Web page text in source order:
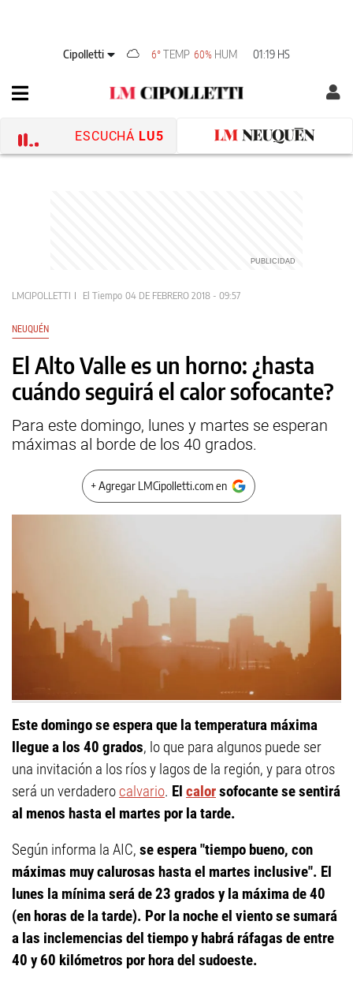
Cipolletti 6°TEMP 60% HUM 01:19 HS
ESCUCHÁ LU5
LMCIPOLLETTI El Tiempo 04 DE FEBRERO 2018 - 09:57
NEUQUÉN
El Alto Valle es un horno: ¿hasta
cuándo seguirá el calor sofocante?
Para este domingo, lunes y martes se esperan
máximas al borde de los 40 grados.
+ Agregar LMCipolletti.com en
Este domingo se espera que la temperatura máxima
llegue a los 40 grados, lo que para algunos puede ser
una invitación a los ríos y lagos de la región, y para otros
será un verdadero calvario. El calorsofocante se sentirá
al menos hasta el martes por la tarde.
Según informa la AIC, se espera "tiempo bueno, con
máximas muy calurosas hasta el martes inclusive". El
lunes la mínima será de 23 grados y la máxima de 40
(en horas de la tarde). Por la noche el viento se sumará
a las inclemencias del tiempo y habrá ráfagas de entre
40 y 60 kilómetros por hora del sudoeste.